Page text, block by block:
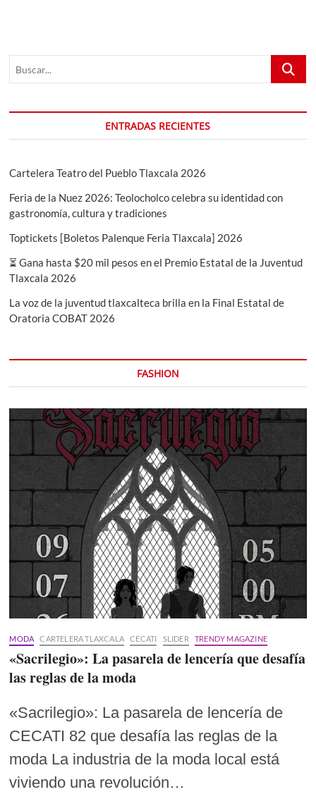
Buscar...
ENTRADAS RECIENTES
Cartelera Teatro del Pueblo Tlaxcala 2026
Feria de la Nuez 2026: Teolocholco celebra su identidad con
gastronomía, cultura y tradiciones
Toptickets [Boletos Palenque Feria Tlaxcala] 2026
⏳ Gana hasta $20 mil pesos en el Premio Estatal de la Juventud
Tlaxcala 2026
La voz de la juventud tlaxcalteca brilla en la Final Estatal de
Oratoria COBAT 2026
FASHION
MODA CARTELERA TLAXCALA CECATI SLIDER TRENDY MAGAZINE
«Sacrilegio»: La pasarela de lencería que desafía
las reglas de la moda
«Sacrilegio»: La pasarela de lencería de
CECATI 82 que desafía las reglas de la
moda La industria de la moda local está
viviendo una revolución…